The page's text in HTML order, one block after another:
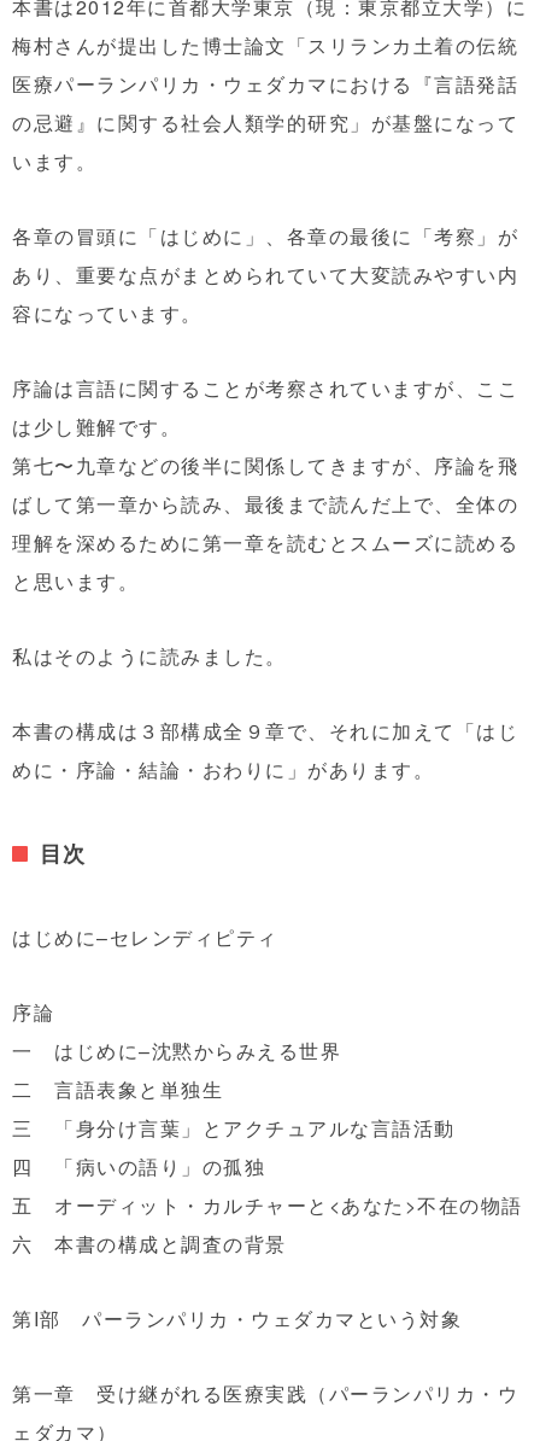
本書は2012年に首都大学東京（現：東京都立大学）に
梅村さんが提出した博士論文「スリランカ土着の伝統
医療パーランパリカ・ウェダカマにおける『言語発話
の忌避』に関する社会人類学的研究」が基盤になって
います。
各章の冒頭に「はじめに」、各章の最後に「考察」が
あり、重要な点がまとめられていて大変読みやすい内
容になっています。
序論は言語に関することが考察されていますが、ここ
は少し難解です。
第七〜九章などの後半に関係してきますが、序論を飛
ばして第一章から読み、最後まで読んだ上で、全体の
理解を深めるために第一章を読むとスムーズに読める
と思います。
私はそのように読みました。
本書の構成は３部構成全９章で、それに加えて「はじ
めに・序論・結論・おわりに」があります。
目次
はじめに–セレンディピティ
序論
一 はじめに–沈黙からみえる世界
二 言語表象と単独生
三 「身分け言葉」とアクチュアルな言語活動
四 「病いの語り」の孤独
五 オーディット・カルチャーと<あなた>不在の物語
六 本書の構成と調査の背景
第I部 パーランパリカ・ウェダカマという対象
第一章 受け継がれる医療実践（パーランパリカ・ウ
ェダカマ）